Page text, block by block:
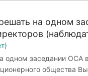
на одном
одном заседании ОСА
общества